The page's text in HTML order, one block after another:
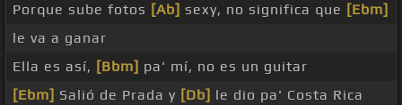
Porque sube fotos [Ab] sexy, no significa que [Ebm]
le va a ganar
Ella es así, [Bbm] pa' mí, no es un guitar
[Ebm] Salió de Prada y [Db] le dio pa' Costa Rica